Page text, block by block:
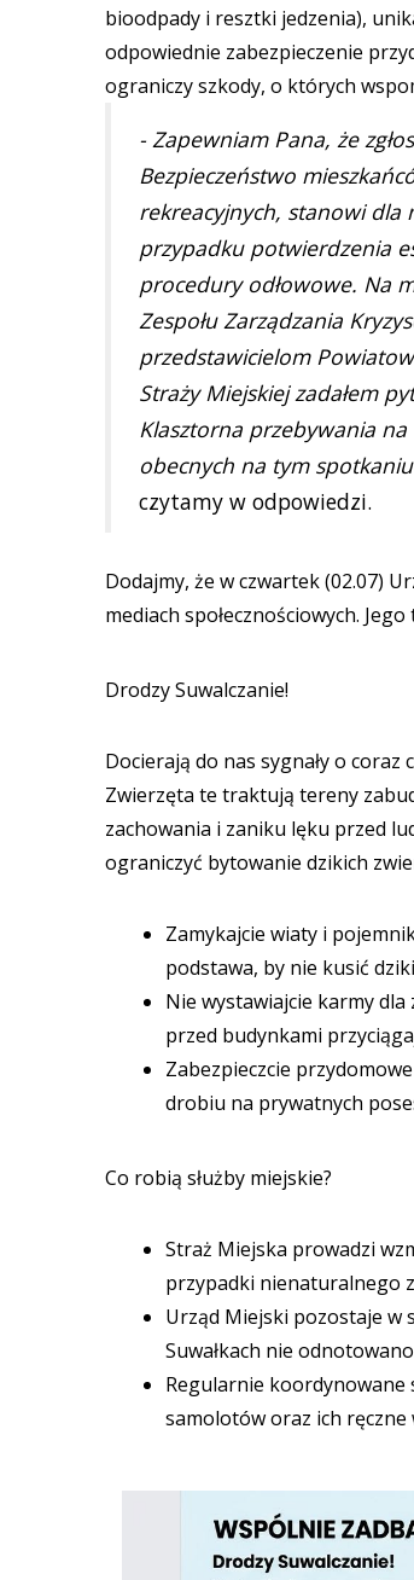
bioodpady i resztki jedzenia),
odpowiednie zabezpieczenie
ograniczy szkody, o których
- Zapewniam Pana, że
Bezpieczeństwo
rekreacyjnych, stanowi dla
przypadku potwierdzenia
procedury odłowowe. Na
Zespołu Zarządzania
przedstawicielom
Straży Miejskiej zadałem
Klasztorna przebywania
obecnych na tym
czytamy w odpowiedzi.
Dodajmy, że w czwartek (02.07)
mediach społecznościowych.
Drodzy Suwalczanie!
Docierają do nas sygnały o
Zwierzęta te traktują tereny
zachowania i zaniku lęku przed
ograniczyć bytowanie dzikich
Zamykajcie wiaty i
podstawa, by nie kusić
Nie wystawiajcie karmy
przed budynkami
Zabezpieczcie
drobiu na prywatnych
Co robią służby miejskie?
Straż Miejska prowadzi
przypadki nienaturalnego
Urząd Miejski pozostaje w
Suwałkach nie
Regularnie koordynowane
samolotów oraz ich ręczne